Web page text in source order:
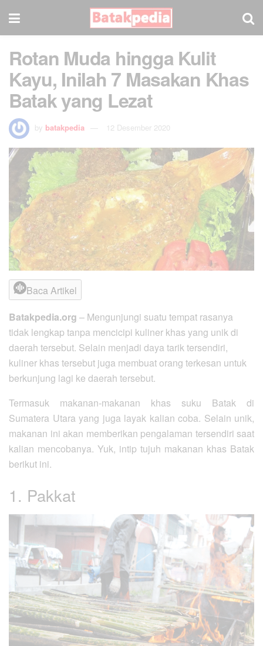
Rotan Muda hingga Kulit
Kayu, Inilah 7 Masakan Khas
Batak yang Lezat
by batakpedia 12 Desember 2020
Baca Artikel
Batakpedia.org – Mengunjungi suatu tempat rasanya
tidak lengkap tanpa mencicipi kuliner khas yang unik di
daerah tersebut. Selain menjadi daya tarik tersendiri,
kuliner khas tersebut juga membuat orang terkesan untuk
berkunjung lagi ke daerah tersebut.
Termasuk makanan-makanan khas suku Batak di
Sumatera Utara yang juga layak kalian coba. Selain unik,
makanan ini akan memberikan pengalaman tersendiri saat
kalian mencobanya. Yuk, intip tujuh makanan khas Batak
berikut ini.
1. Pakkat